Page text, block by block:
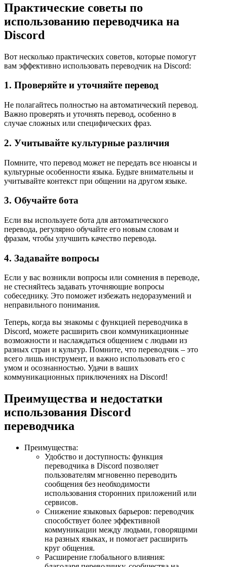
Практические советы по
использованию переводчика на
Discord
Вот несколько практических советов, которые помогут
вам эффективно использовать переводчик на Discord:
1. Проверяйте и уточняйте перевод
Не полагайтесь полностью на автоматический перевод.
Важно проверять и уточнять перевод, особенно в
случае сложных или специфических фраз.
2. Учитывайте культурные различия
Помните, что перевод может не передать все нюансы и
культурные особенности языка. Будьте внимательны и
учитывайте контекст при общении на другом языке.
3. Обучайте бота
Если вы используете бота для автоматического
перевода, регулярно обучайте его новым словам и
фразам, чтобы улучшить качество перевода.
4. Задавайте вопросы
Если у вас возникли вопросы или сомнения в переводе,
не стесняйтесь задавать уточняющие вопросы
собеседнику. Это поможет избежать недоразумений и
неправильного понимания.
Теперь, когда вы знакомы с функцией переводчика в
Discord, можете расширить свои коммуникационные
возможности и наслаждаться общением с людьми из
разных стран и культур. Помните, что переводчик – это
всего лишь инструмент, и важно использовать его с
умом и осознанностью. Удачи в ваших
коммуникационных приключениях на Discord!
Преимущества и недостатки
использования Discord
переводчика
Преимущества:
Удобство и доступность: функция
переводчика в Discord позволяет
пользователям мгновенно переводить
сообщения без необходимости
использования сторонних приложений или
сервисов.
Снижение языковых барьеров: переводчик
способствует более эффективной
коммуникации между людьми, говорящими
на разных языках, и помогает расширить
круг общения.
Расширение глобального влияния: